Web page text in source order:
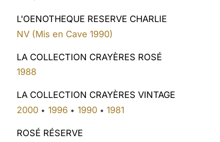
L'OENOTHEQUE RESERVE CHARLIE
NV (Mis en Cave 1990)
LA COLLECTION CRAYÈRES ROSÉ
1988
LA COLLECTION CRAYÈRES VINTAGE
2000 • 1996 • 1990• 1981
ROSÉ RÉSERVE